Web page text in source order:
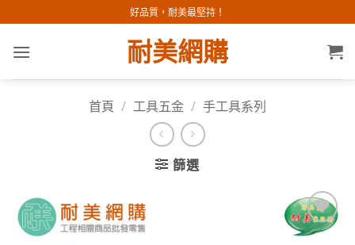
to
content
好品質，耐美最堅持！
耐美網購
首頁 / 工具五金 / 手工具系列
篩選
加入